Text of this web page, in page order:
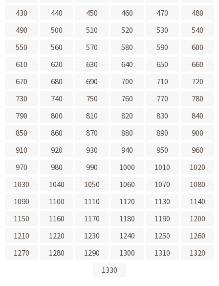
430
440 450 460 470
480
490
500 510 520 530
540
550
560 570 580 590
600
610
620 630 640 650
660
670
680 690 700 710
720
730
740 750 760 770
780
790
800 810 820 830
840
850
860 870 880 890
900
910
920 930 940 950
960
970
980 990 1000 1010
1020
1030
1040 1050 1060 1070
1080
1090
1100 1110 1120 1130
1140
1150
1160 1170 1180 1190
1200
1210
1220 1230 1240 1250
1260
1270
1280 1290 1300 1310
1320
1330